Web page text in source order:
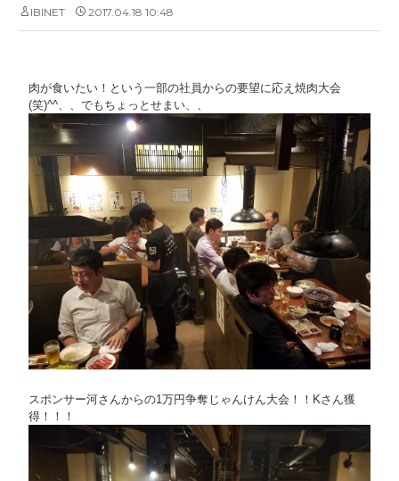
IBINET 2017.04.18 10:48
肉が食いたい！という一部の社員からの要望に応え焼肉大会
(笑)^^、、でもちょっとせまい、、
スポンサー河さんからの1万円争奪じゃんけん大会！！Kさん獲
得！！！